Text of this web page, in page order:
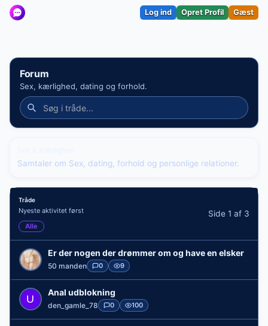
Log ind Opret Profil Gæst
Forum
Sex, kærlighed, dating og forhold.
Samtaler om Sex, dating, forhold og personlige relationer.
Tråde
Nyeste aktivitet først
Alle
Side 1 af 3
Er der nogen der drømmer om og have en elsker
50 manden 0 9
Anal udblokning
den_gamle_78 0 100